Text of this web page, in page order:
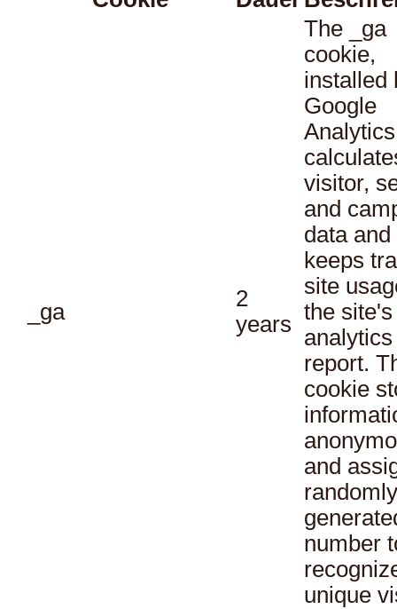
_ga
2
years
The _ga
cookie,
installed
Google
visitor,
and
data and
keeps
site
the site's
analytics
report.
cookie
and
randomly
number
unique